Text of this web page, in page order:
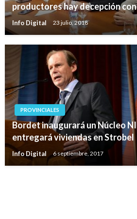
productores hay decepción
Info Digital 23 julio, 2018
PROVINCIALES
Bordet inaugurará un Núcleo
entregará viviendas en Strobel
Info Digital 6 septiembre, 2017